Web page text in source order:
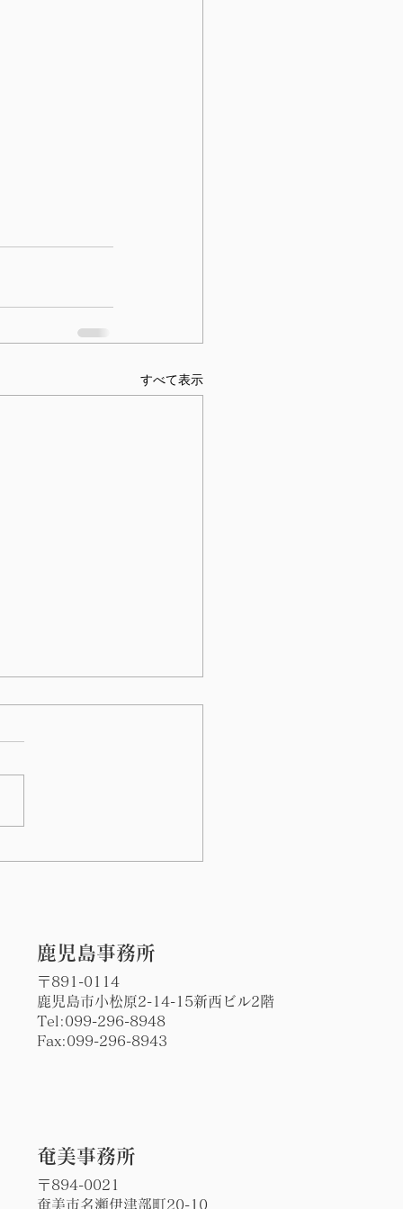
すべて表示
川島病院前で日課の朝
​鹿児島事務所
〒891-0114
鹿児島市小松原2-14-15新西ビル2階
Tel:099-296-8948
Fax:099-296-8943
​奄美事務所
〒894-0021
奄美市名瀬伊津部町20-10